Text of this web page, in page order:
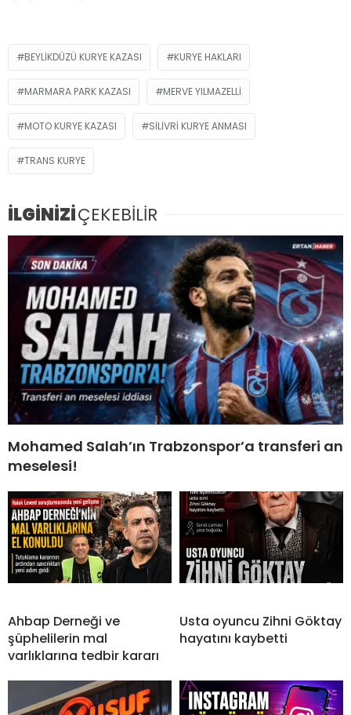
BEYLIKDÜZÜ KURYE KAZASI KURYE HAKLARI
MARMARA PARK KAZASI MERVE YILMAZELLI
MOTO KURYE KAZASI SILIVRI KURYE ANMASI
TRANS KURYE
İLGİNİZİÇEKEBİLİR
Mohamed Salah’ın Trabzonspor’a transferi an
meselesi!
Ahbap Derneği ve
şüphelilerin mal
varlıklarına tedbir kararı
Usta oyuncu Zihni Göktay
hayatını kaybetti